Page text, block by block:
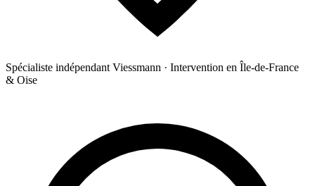
Spécialiste indépendant Viessmann · Intervention en Île-de-France
& Oise